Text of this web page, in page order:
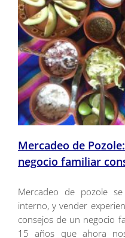
Mercadeo de
negocio familiar
Mercadeo de pozole
interno, y vender
consejos de un negocio
15 años que ahora